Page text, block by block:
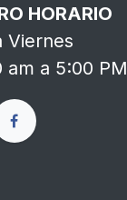
HORARIO
Viernes
am a 5:00 PM